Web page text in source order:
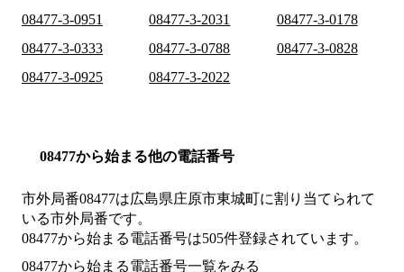
08477-3-0951
08477-3-2031
08477-3-0178
08477-3-0333
08477-3-0788
08477-3-0828
08477-3-0925
08477-3-2022
08477から始まる他の電話番号
市外局番08477は広島県庄原市東城町に割り当てられて
いる市外局番です。
08477から始まる電話番号は505件登録されています。
08477から始まる電話番号一覧をみる